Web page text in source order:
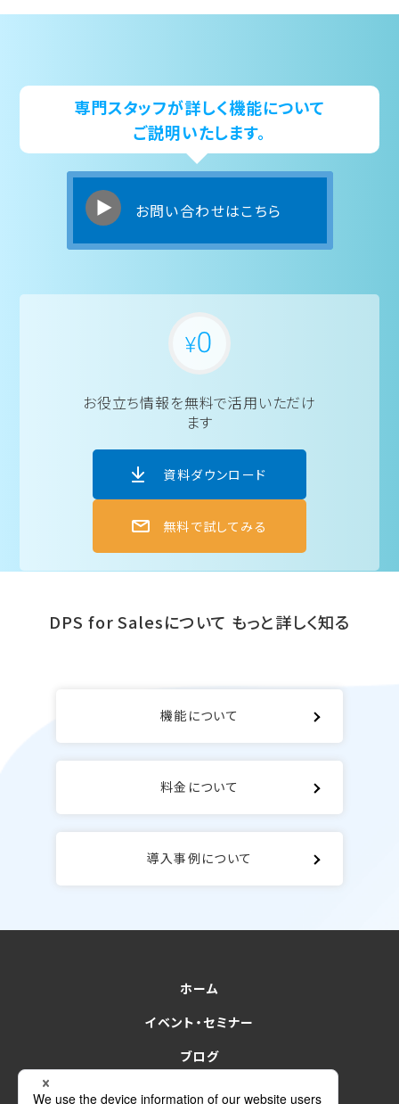
専門スタッフが詳しく機能について
ご説明いたします。
お問い合わせはこちら
お役立ち情報を無料で活用いただけ
ます
資料ダウンロード
無料で試してみる
DPS for Salesについて もっと詳しく知る
機能について
料金について
導入事例について
ホーム
イベント・セミナー
ブログ